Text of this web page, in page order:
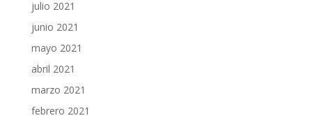
julio 2021
junio 2021
mayo 2021
abril 2021
marzo 2021
febrero 2021